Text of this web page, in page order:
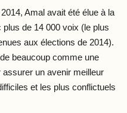
Amal avait été élue à la
de 14 000 voix (le plus
aux élections de 2014).
beaucoup comme une
un avenir meilleur
et les plus conflictuels